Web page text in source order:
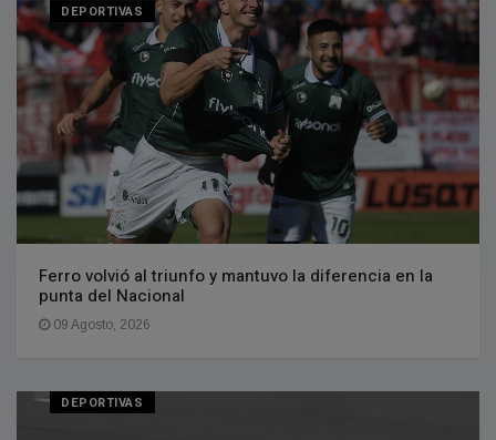
DEPORTIVAS
Ferro volvió al triunfo y mantuvo la diferencia en la
punta del Nacional
09 Agosto, 2026
DEPORTIVAS